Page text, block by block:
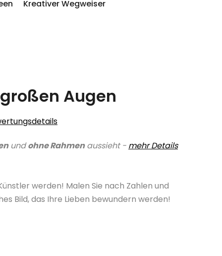
Kreativer Wegweiser
Augen
undohne Rahmenaussieht - mehr Details
werden! Malen Sie nach Zahlen und
Bild, das Ihre Lieben bewundern werden!